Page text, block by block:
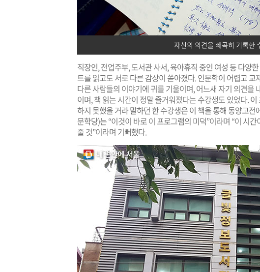
자신의 의견을 빼곡히 기록한
직장인, 전업주부, 도서관 사서, 육아휴직 중인 여성 등 다양
트를 읽고도 서로 다른 감상이 쏟아졌다. 인문학이 어렵고
다른 사람들의 이야기에 귀를 기울이며, 어느새 자기 의견을
이며, 책 읽는 시간이 정말 즐거워졌다는 수강생도 있었다.
하지 못했을 거라 말하던 한 수강생은 이 책을 통해 동양고
문학당)는 “이것이 바로 이 프로그램의 미덕”이라며 “이 시
줄 것”이라며 기뻐했다.